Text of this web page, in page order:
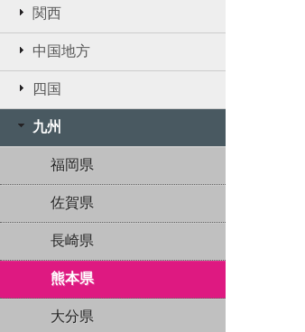
関西
中国地方
四国
九州
福岡県
佐賀県
長崎県
熊本県
大分県